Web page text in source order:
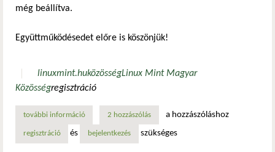
még beállítva.
Együttműködésedet előre is köszönjük!
linuxmint.huközösségLinux Mint Magyar
Közösségregisztráció
további információszemélyes adatok frissítése tartalommal kapcsolatosan
2 hozzászólás a hozzászóláshoz
regisztráció és bejelentkezés szükséges